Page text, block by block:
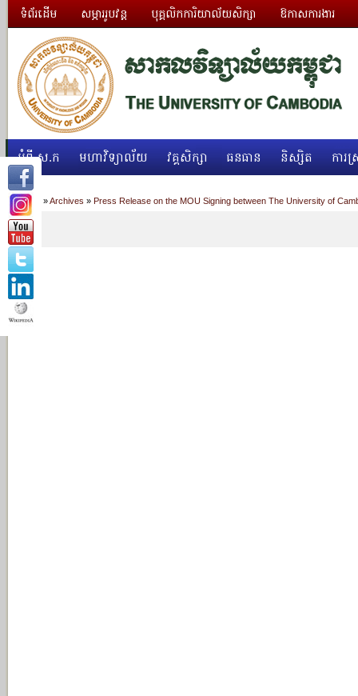
ទំព័រដើម សម្ភាររូបវន្ត បុគ្គលិកការិយាល័យសិក្សា ឱកាសការងារ
អំពី ស.ក មហាវិទ្យាល័យ វគ្គសិក្សា ធនធាន និស្សិត ការស្
Home »Archives » Press Release on the MOU Signing between The University of